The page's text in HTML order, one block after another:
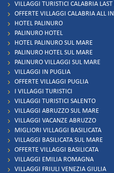
VILLAGGI TURISTICI CALABRIA
OFFERTE VILLAGGI CALABRIA ALL
HOTEL PALINURO
PALINURO HOTEL
HOTEL PALINURO SUL MARE
PALINURO HOTEL SUL MARE
PALINURO VILLAGGI SUL MARE
VILLAGGI IN PUGLIA
OFFERTE VILLAGGI PUGLIA
I VILLAGGI TURISTICI
VILLAGGI TURISTICI SALENTO
VILLAGGI ABRUZZO SUL MARE
VILLAGGI VACANZE ABRUZZO
MIGLIORI VILLAGGI BASILICATA
VILLAGGI BASILICATA SUL MARE
OFFERTE VILLAGGI BASILICATA
VILLAGGI EMILIA ROMAGNA
VILLAGGI FRIULI VENEZIA GIULIA